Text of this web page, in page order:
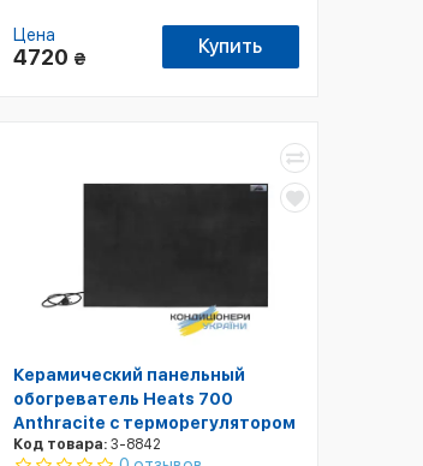
Цена
4720 ₴
Купить
Керамический панельный
обогреватель Heats 700
Anthracite с терморегулятором
Код товара:3-8842